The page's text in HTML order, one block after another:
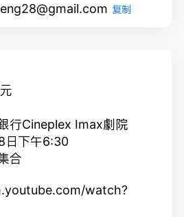
复制
行Cineplex Imax劇院
日下午6:30
合
watch?